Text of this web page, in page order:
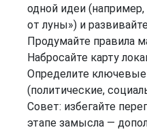
одной идеи
от луны») и
Продумайте правила
Набросайте карту
Определите
(политические,
Совет: избегайте
этапе замысла —